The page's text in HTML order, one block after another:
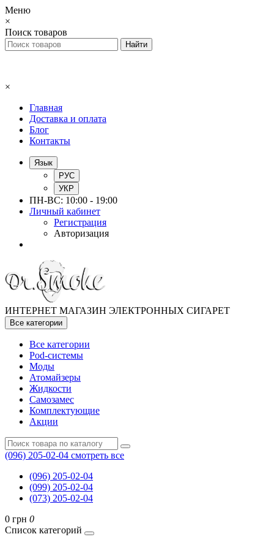
Меню
×
Поиск товаров
×
Главная
Доставка и оплата
Блог
Контакты
Язык
РУС
УКР
ПН-ВС: 10:00 - 19:00
Личный кабинет
Регистрация
Авторизация
ИНТЕРНЕТ МАГАЗИН ЭЛЕКТРОННЫХ СИГАРЕТ
Все категории
Все категории
Pod-системы
Моды
Атомайзеры
Жидкости
Самозамес
Комплектующие
Акции
(096) 205-02-04 смотреть все
(096) 205-02-04
(099) 205-02-04
(073) 205-02-04
0 грн 0
Список категорий